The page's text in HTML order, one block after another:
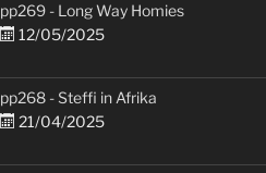
pp269 - Long Way Homies
12/05/2025
pp268 - Steffi in Afrika
21/04/2025